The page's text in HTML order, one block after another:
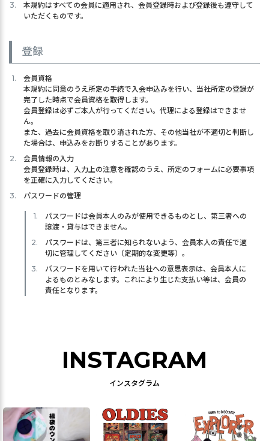
本規約はすべての会員に適用され、会員登録時および登録後も遵守して
いただくものです。
登録
会員資格
本規約に同意のうえ所定の手続で入会申込みを行い、当社所定の登録が
完了した時点で会員資格を取得します。
会員登録は必ずご本人が行ってください。代理による登録はできませ
ん。
また、過去に会員資格を取り消された方、その他当社が不適切と判断し
た場合は、申込みをお断りすることがあります。
会員情報の入力
会員登録時は、入力上の注意を確認のうえ、所定のフォームに必要事項
を正確に入力してください。
パスワードの管理
パスワードは会員本人のみが使用できるものとし、第三者への
譲渡・貸与はできません。
パスワードは、第三者に知られないよう、会員本人の責任で適
切に管理してください（定期的な変更等）。
パスワードを用いて行われた当社への意思表示は、会員本人に
よるものとみなします。これにより生じた支払い等は、会員の
責任となります。
INSTAGRAM
インスタグラム